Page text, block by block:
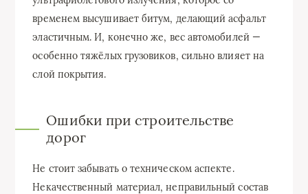
временем высушивает битум, делающий асфальт
эластичным. И, конечно же, вес автомобилей —
особенно тяжёлых грузовиков, сильно влияет на
слой покрытия.
Ошибки при строительстве
дорог
Не стоит забывать о техническом аспекте.
Некачественный материал, неправильный состав